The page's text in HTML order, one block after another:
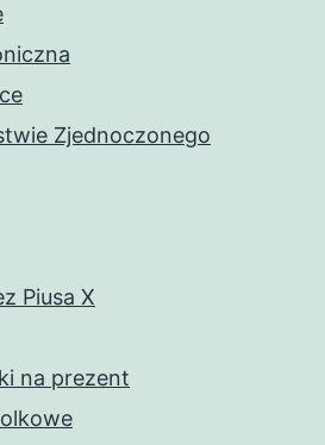
Zjednoczonego
Piusa X
na prezent